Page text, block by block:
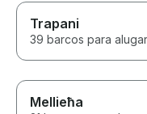
Trapani
39 barcos para alugar
Mellieħa